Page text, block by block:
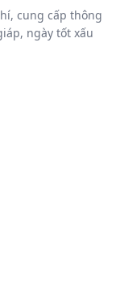
cung cấp thông
ngày tốt xấu